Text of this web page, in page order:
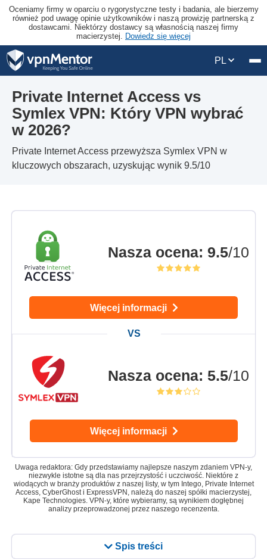
Oceniamy firmy w oparciu o rygorystyczne testy i badania, ale bierzemy
również pod uwagę opinie użytkowników i naszą prowizję partnerską z
dostawcami. Niektórzy dostawcy są własnością naszej firmy
macierzystej. Dowiedz się więcej
PL
Private Internet Access vs
Symlex VPN: Który VPN wybrać
w 2026?
Private Internet Access przewyższa Symlex VPN w
kluczowych obszarach, uzyskując wynik 9.5/10
Spis treści
Nasza ocena: 9.5/10
Więcej informacji
Nasza ocena: 5.5/10
Więcej informacji
Uwaga redaktora: Gdy przedstawiamy najlepsze naszym zdaniem VPN-y,
niezwykle istotne są dla nas przejrzystość i uczciwość. Niektóre z
wiodących w branży produktów z naszej listy, w tym Intego, Private Internet
Access, CyberGhost i ExpressVPN, należą do naszej spółki macierzystej,
Kape Technologies. VPN-y, które wybieramy, są wynikiem dogłębnej
analizy przeprowadzonej przez naszego recenzenta.